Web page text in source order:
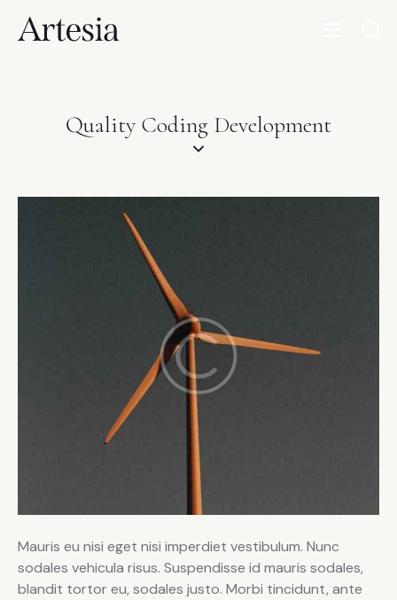
Quality Coding Development
Mauris eu nisi eget nisi imperdiet vestibulum. Nunc
sodales vehicula risus. Suspendisse id mauris sodales,
blandit tortor eu, sodales justo. Morbi tincidunt, ante